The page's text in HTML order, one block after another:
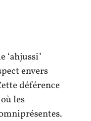
‘ahjussi’
envers
déférence
les